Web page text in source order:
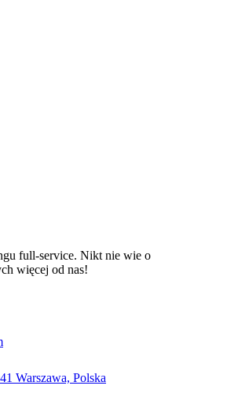
full-service. Nikt nie wie o
więcej od nas!
Warszawa, Polska